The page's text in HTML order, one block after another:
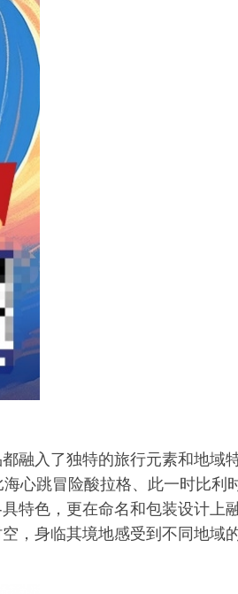
融入了独特的旅行元素和地域
心跳冒险酸拉格、此一时比利
特色，更在命名和包装设计上
，身临其境地感受到不同地域